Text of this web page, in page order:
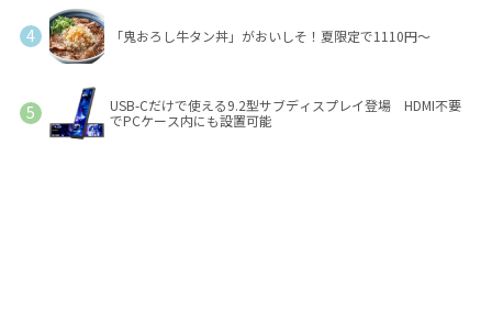
「鬼おろし牛タン丼」がおいしそ！夏限定で1110円～
USB-Cだけで使える9.2型サブディスプレイ登場 HDMI不要
でPCケース内にも設置可能